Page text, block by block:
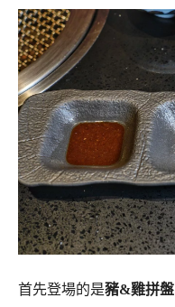
首先登場的是豬&雞拼盤